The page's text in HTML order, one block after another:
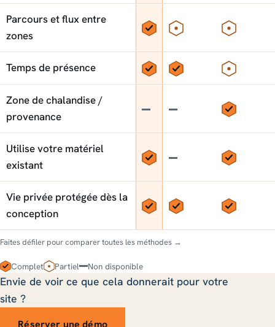
Parcours et flux entre
zones
Oui Partiel Partiel
Temps de présence Oui Oui Partiel
Zone de chalandise /
provenance
Non Non Oui
Utilise votre matériel
existant
Oui Non Oui
Vie privée protégée dès la
conception
Oui Oui Oui
Faites défiler pour comparer toutes les méthodes →
Complet Partiel Non disponible
Envie de voir ce que cela donnerait pour votre
site ?
Réserver une démo